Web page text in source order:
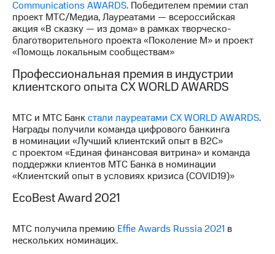
МТС
о технологиях
Достижения
Интервью
отчетность
Контакты
Новости
в
регионе
управление
Communications AWARDS. Победителем премии стал
проект МТС/Медиа, Лауреатами — всероссийская
акция «В сказку — из дома» в рамках творческо-
благотворительного проекта «Поколение М» и проект
«Помощь локальным сообществам»
Профессиональная премия в индустрии
клиентского опыта СХ WORLD AWARDS
МТС и МТС Банкстали лауреатами СХ WORLD AWARDS.
Награды получили команда цифрового банкинга
в номинации «Лучший клиентский опыт в B2С»
с проектом «Единая финансовая витрина» и команда
поддержки клиентов МТС Банка в номинации
«Клиентский опыт в условиях кризиса (COVID19)»
EcoBest Award 2021
МТС получила премию Effie Awards Russia 2021 в
нескольких номинацих.